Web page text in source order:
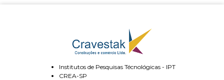
Institutos de Pesquisas Técnológicas - IPT
CREA-SP